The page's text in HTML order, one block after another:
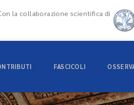
la collaborazione scientifica di
FASCICOLI